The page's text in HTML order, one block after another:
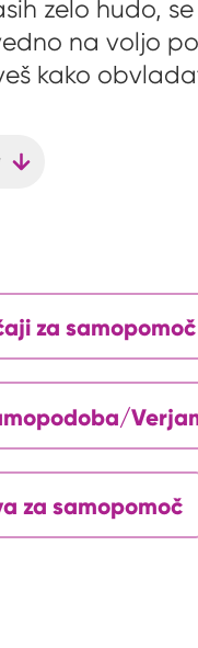
zelo hudo,
na voljo
kako
za samopomoč
za samopomoč